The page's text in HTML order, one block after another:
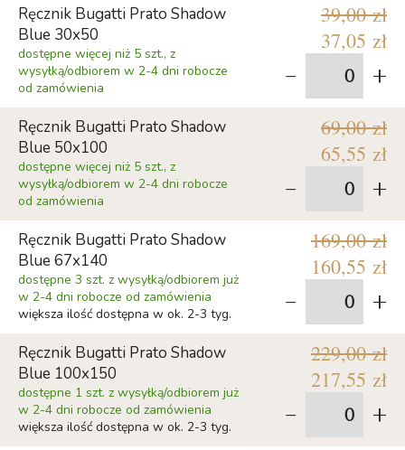
Ręcznik Bugatti Prato Shadow
Blue 30x50
dostępne więcej niż 5 szt., z
wysyłką/odbiorem w 2-4 dni robocze
od zamówienia
39,00 zł
37,05 zł
- +
Ręcznik Bugatti Prato Shadow
Blue 50x100
dostępne więcej niż 5 szt., z
wysyłką/odbiorem w 2-4 dni robocze
od zamówienia
69,00 zł
65,55 zł
- +
Ręcznik Bugatti Prato Shadow
Blue 67x140
dostępne 3 szt. z wysyłką/odbiorem już
w 2-4 dni robocze od zamówienia
większa ilość dostępna w ok. 2-3 tyg.
169,00 zł
160,55 zł
- +
Ręcznik Bugatti Prato Shadow
Blue 100x150
dostępne 1 szt. z wysyłką/odbiorem już
w 2-4 dni robocze od zamówienia
większa ilość dostępna w ok. 2-3 tyg.
229,00 zł
217,55 zł
- +